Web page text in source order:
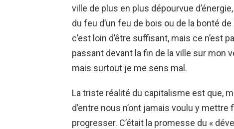
ville de plus en plus dépourvue
du feu d’un feu de bois ou de la bonté
c’est loin d’être suffisant, mais ce n’est
passant devant la fin de la ville sur mon
mais surtout je me sens mal.
La triste réalité du capitalisme est que,
d’entre nous n’ont jamais voulu y
progresser. C’était la promesse du «